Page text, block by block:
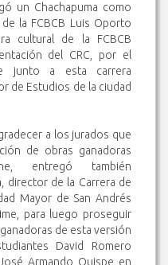
un Chachapuma como
la FCBCB Luis Oporto
cultural de la FCBCB
del CRC, por el
junto a esta carrera
de Estudios de la ciudad
a los jurados que
de obras ganadoras
entregó también
director de la Carrera de
Mayor de San Andrés
para luego proseguir
de esta versión
David Romero
Armando Quispe en